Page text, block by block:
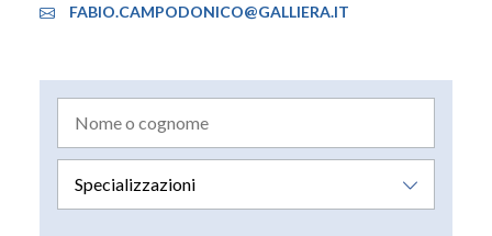
FABIO.CAMPODONICO@GALLIERA.IT